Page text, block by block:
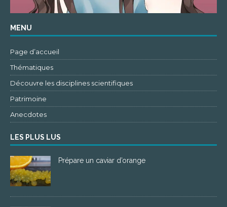
MENU
Page d’accueil
Thématiques
Découvre les disciplines scientifiques
Patrimoine
Anecdotes
LES PLUS LUS
Prépare un caviar d’orange